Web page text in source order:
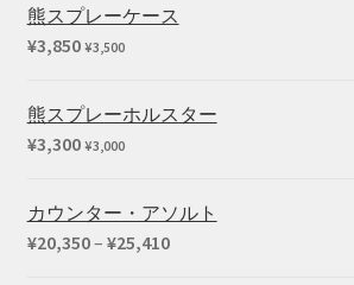
熊スプレーケース
¥3,850 ¥3,500
熊スプレーホルスター
¥3,300 ¥3,000
カウンター・アソルト
¥20,350– ¥25,410価